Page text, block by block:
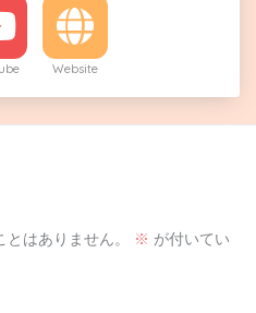
Website
はありません。 ※ が付いてい